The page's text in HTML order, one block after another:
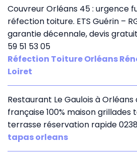
Couvreur Orléans 45 : urgence
réfection toiture. ETS Guérin –
garantie décennale, devis
59 51 53 05
Réfection Toiture Orléans
Loiret
Restaurant Le Gaulois à
française 100% maison
terrasse réservation rapide
tapas orleans